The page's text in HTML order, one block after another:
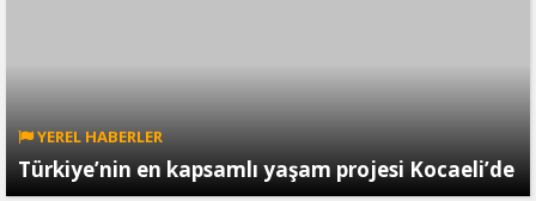
YEREL HABERLER
Türkiye’nin en kapsamlı yaşam projesi Kocaeli’de